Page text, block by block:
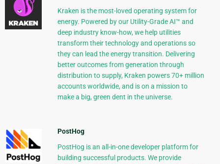
Kraken is the most-loved operating system for
energy. Powered by our Utility-Grade AI™ and
deep industry know-how, we help utilities
transform their technology and operations so
they can lead the energy transition. Delivering
better outcomes from generation through
distribution to supply, Kraken powers 70+ million
accounts worldwide, and is on a mission to
make a big, green dent in the universe.
PostHog
PostHog is an all-in-one developer platform for
building successful products. We provide